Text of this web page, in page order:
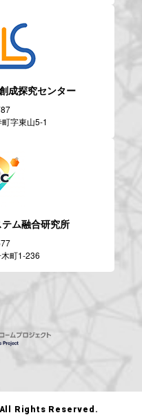
成探究センター
字東山5-1
ム融合研究所
町1-236
Rights Reserved.